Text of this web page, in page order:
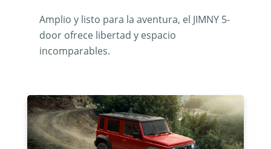
Amplio y listo para la aventura, el JIMNY 5-
door ofrece libertad y espacio
incomparables.